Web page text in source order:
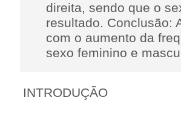
direita, sendo que o
resultado. Conclusão:
com o aumento da
sexo feminino e
INTRODUÇÃO